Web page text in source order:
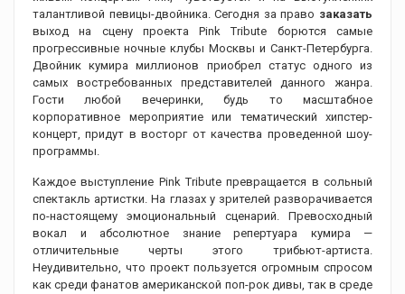
талантливой певицы-двойника. Сегодня за право заказать
выход на сцену проекта Pink Tribute борются самые
прогрессивные ночные клубы Москвы и Санкт-Петербурга.
Двойник кумира миллионов приобрел статус одного из
самых востребованных представителей данного жанра.
Гости любой вечеринки, будь то масштабное
корпоративное мероприятие или тематический хипстер-
концерт, придут в восторг от качества проведенной шоу-
программы.
Каждое выступление Pink Tribute превращается в сольный
спектакль артистки. На глазах у зрителей разворачивается
по-настоящему эмоциональный сценарий. Превосходный
вокал и абсолютное знание репертуара кумира —
отличительные черты этого трибьют-артиста.
Неудивительно, что проект пользуется огромным спросом
как среди фанатов американской поп-рок дивы, так в среде